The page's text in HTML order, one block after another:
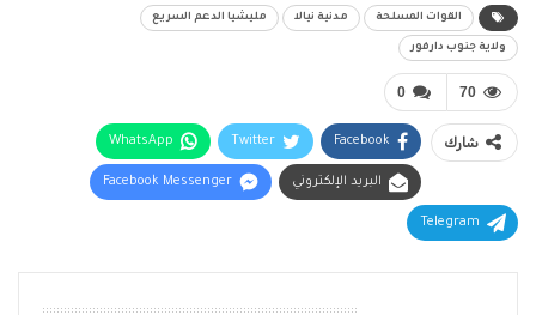
القوات المسلحة مدنية نيالا مليشيا الدعم السريع
ولاية جنوب دارفور
0 70
شارك Facebook
Twitter
WhatsApp
البريد الإلكتروني Facebook Messenger
Telegram